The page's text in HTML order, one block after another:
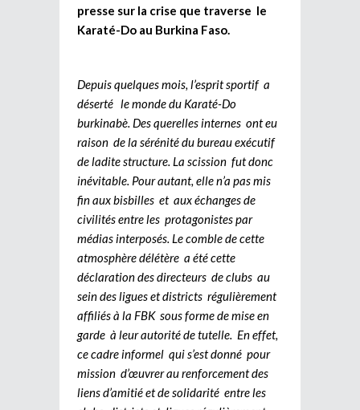
presse sur la crise que traverse le
Karaté-Do au Burkina Faso.
Depuis quelques mois, l’esprit sportif a
déserté le monde du Karaté-Do
burkinabè. Des querelles internes ont eu
raison de la sérénité du bureau exécutif
de ladite structure. La scission fut donc
inévitable. Pour autant, elle n’a pas mis
fin aux bisbilles et aux échanges de
civilités entre les protagonistes par
médias interposés. Le comble de cette
atmosphère délétère a été cette
déclaration des directeurs de clubs au
sein des ligues et districts régulièrement
affiliés à la FBK sous forme de mise en
garde à leur autorité de tutelle. En effet,
ce cadre informel qui s’est donné pour
mission d’œuvrer au renforcement des
liens d’amitié et de solidarité entre les